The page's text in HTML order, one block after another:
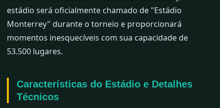
estádio será oficialmente chamado de "Estádio
Monterrey" durante o torneio e proporcionará
momentos inesquecíveis com sua capacidade de
53.500 lugares.
Características do Estádio e Detalhes
Técnicos